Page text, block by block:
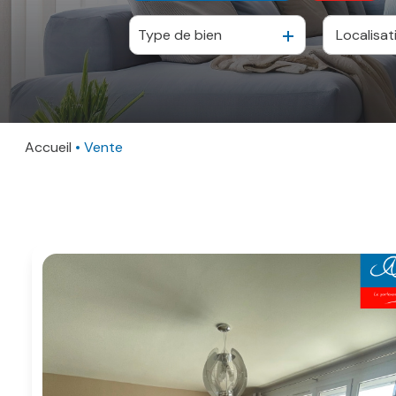
De l'ancien
De l'immo pro
à
De
Type de bien
Accueil Vente